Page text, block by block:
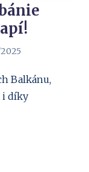
Balkánu,
i díky